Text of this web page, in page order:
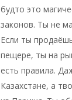
будто это
законов. Ты не
Если ты
пещере, ты на
есть правила.
Казахстане, а